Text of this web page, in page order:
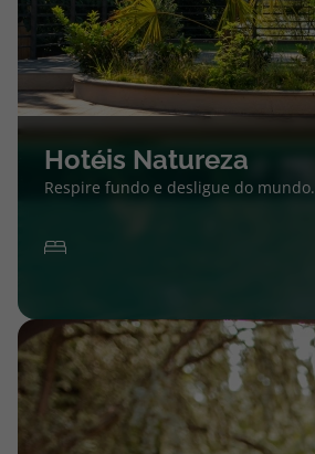
Hotéis Natureza
Respire fundo e desligue do mundo.